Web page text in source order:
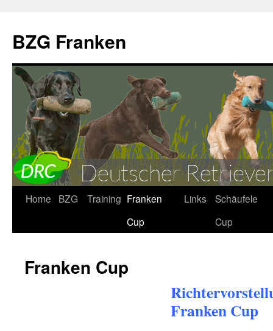
BZG Franken
Zum
Home BZG Training Franken
Cup
Links
Schäufele
Cup
Franken Cup
Franken Cup